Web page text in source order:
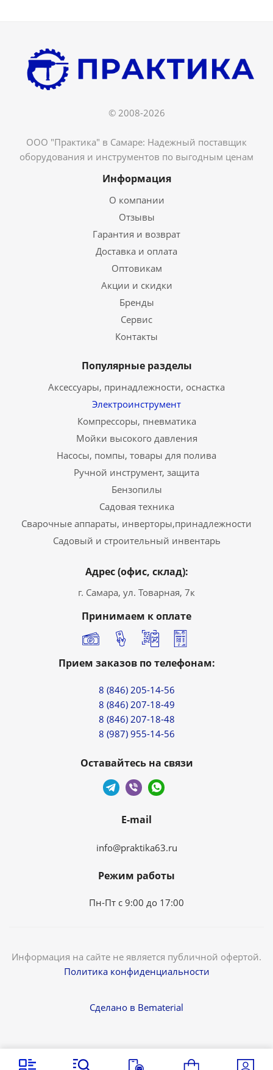
© 2008-2026
ООО "Практика" в Самаре: Надежный поставщик
оборудования и инструментов по выгодным ценам
Информация
О компании
Отзывы
Гарантия и возврат
Доставка и оплата
Оптовикам
Акции и скидки
Бренды
Сервис
Контакты
Популярные разделы
Аксессуары, принадлежности, оснастка
Электроинструмент
Компрессоры, пневматика
Мойки высокого давления
Насосы, помпы, товары для полива
Ручной инструмент, защита
Бензопилы
Садовая техника
Сварочные аппараты, инверторы,принадлежности
Садовый и строительный инвентарь
Адрес (офис, склад):
г. Самара, ул. Товарная, 7к
Принимаем к оплате
Прием заказов по телефонам:
8 (846) 205-14-56
8 (846) 207-18-49
8 (846) 207-18-48
8 (987) 955-14-56
Оставайтесь на связи
E-mail
info@praktika63.ru
Режим работы
Пн-Пт с 9:00 до 17:00
Информация на сайте не является публичной офертой.
Политика конфиденциальности
Сделано в Bematerial